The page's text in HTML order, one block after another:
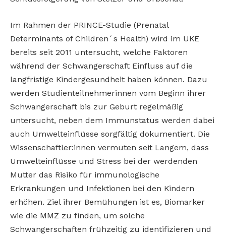
Im Rahmen der PRINCE-Studie (Prenatal
Determinants of Children´s Health) wird im UKE
bereits seit 2011 untersucht, welche Faktoren
während der Schwangerschaft Einfluss auf die
langfristige Kindergesundheit haben können. Dazu
werden Studienteilnehmerinnen vom Beginn ihrer
Schwangerschaft bis zur Geburt regelmäßig
untersucht, neben dem Immunstatus werden dabei
auch Umwelteinflüsse sorgfältig dokumentiert. Die
Wissenschaftler:innen vermuten seit Langem, dass
Umwelteinflüsse und Stress bei der werdenden
Mutter das Risiko für immunologische
Erkrankungen und Infektionen bei den Kindern
erhöhen. Ziel ihrer Bemühungen ist es, Biomarker
wie die MMZ zu finden, um solche
Schwangerschaften frühzeitig zu identifizieren und